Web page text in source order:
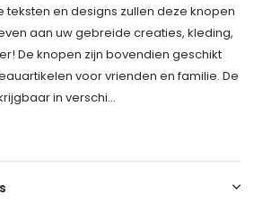
en designs zullen deze knopen
aan uw gebreide creaties, kleding,
De knopen zijn bovendien geschikt
voor vrienden en familie. De
in verschi...